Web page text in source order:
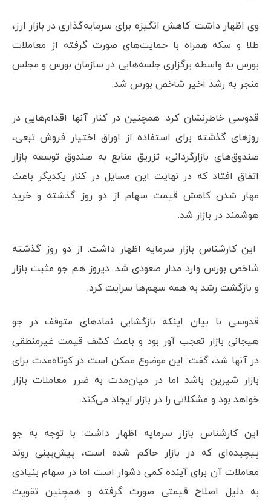
وی اظهار داشت: کاهش انگیزه برای سرمایه‌گذاری در بازار ارز،
طلا و سکه همراه با حمایت‌های صورت گرفته از معاملات
بورس به واسطه برگزاری جلسه‌هایی در سازمان بورس و مجلس
منجر به رشد اخیر شاخص بورس شد.
قدوسی خاطرنشان کرد: همچنین در کنار آنها اقدام‌هایی در
روزهای گذشته برای استفاده از اوراق اختیار فروش تبعی،
صندوق‌های بازارگردانی، تزریق منابع به صندوق توسعه بازار
اتفاق افتاد که در نهایت این مسایل در کنار یکدیگر باعث
مهار شدن کاهش قیمت سهام از دو روز گذشته و خرید
هوشمند در بازار شد.
این کارشناس بازار سرمایه اظهار داشت: از دو روز گذشته
شاخص بورس وارد مدار صعودی شد. دیروز هم جو مثبت بازار
و بازگشت رشد به همه سهم‌ها سرایت کرد.
قدوسی با بیان اینکه بازگشایی نمادهای متوقف در جو
هیجانی بازار تعجب آور بود و باعث کشف قیمت غیرمنطقی
در آنها شد،‌ گفت: این موضوع ممکن است در کوتاه‌مدت برای
بازار شیرین باشد اما در میان‌مدت به ضرر معاملات بازار
خواهد بود و مشکلاتی را در بازار ایجاد می‌کند.
این کارشناس بازار سرمایه اظهار داشت: با توجه به جو
پیچیده‌ای که در بازار حاکم شده است، پیش‌بینی روند
معاملات آن برای آینده کمی دشوار است اما در سهام بنیادی
به دلیل اصلاح قیمتی صورت گرفته و همچنین تقویت